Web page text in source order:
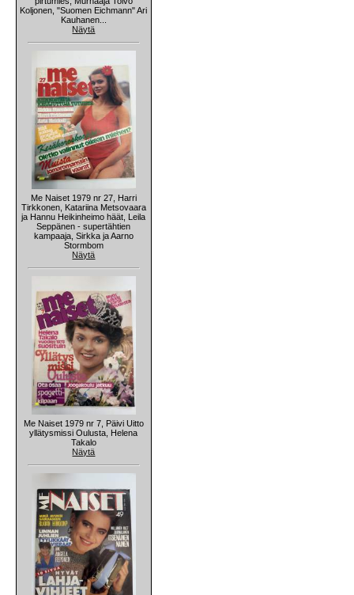
Koljonen, "Suomen Eichmann" Ari
Kauhanen...
Näytä
Me Naiset 1979 nr 27, Harri
Tirkkonen, Katariina Metsovaara
ja Hannu Heikinheimo häät, Leila
Seppänen - supertähtien
kampaaja, Sirkka ja Aarno
Stormbom
Näytä
Me Naiset 1979 nr 7, Päivi Uitto
yllätysmissi Oulusta, Helena
Takalo
Näytä